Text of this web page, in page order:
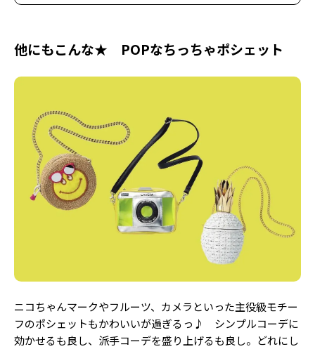
他にもこんな★ POPなちっちゃポシェット
ニコちゃんマークやフルーツ、カメラといった主役級モチー
フのポシェットもかわいいが過ぎるっ♪ シンプルコーデに
効かせるも良し、派手コーデを盛り上げるも良し。どれにし